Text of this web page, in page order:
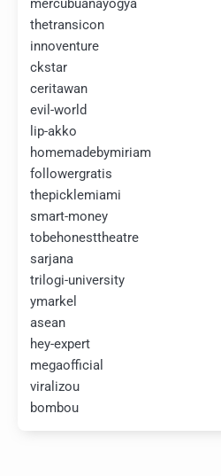
mercubuanayogya
thetransicon
innoventure
ckstar
ceritawan
evil-world
lip-akko
homemadebymiriam
followergratis
thepicklemiami
smart-money
tobehonesttheatre
sarjana
trilogi-university
ymarkel
asean
hey-expert
megaofficial
viralizou
bombou